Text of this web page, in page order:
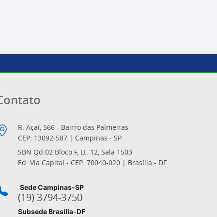
R. Açaí, 566 - Bairro das Palmeiras
CEP: 13092-587 | Campinas - SP
SBN Qd.02 Bloco F, Lt. 12, Sala 1503
Ed. Via Capital - CEP: 70040-020 | Brasília - DF
Sede Campinas-SP
(19) 3794-3750
Subsede Brasília-DF